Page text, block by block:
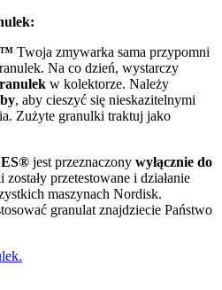
Twoja zmywarka sama przypomni
Na co dzień, wystarczy
w kolektorze. Należy
, aby cieszyć się nieskazitelnymi
Zużyte granulki traktuj jako
jest przeznaczony wyłącznie do
zostały przetestowane i działanie
maszynach Nordisk.
granulat znajdziecie Państwo